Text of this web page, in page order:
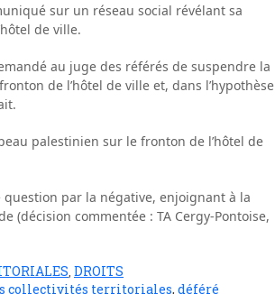
sur un réseau social révélant sa
de ville.
au juge des référés de suspendre la
de l’hôtel de ville et, dans l’hypothèse
palestinien sur le fronton de l’hôtel de
par la négative, enjoignant à la
(décision commentée : TA Cergy-Pontoise,
DROITS
collectivités territoriales, déféré